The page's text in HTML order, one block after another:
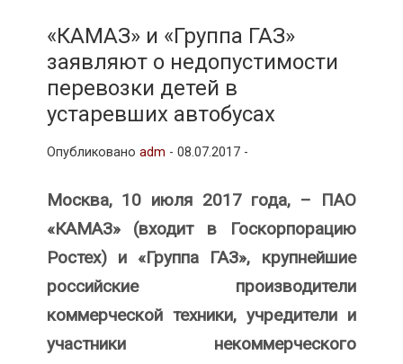
и
другие связанные со стройкой
рубрики
«КАМАЗ» и «Группа ГАЗ»
заявляют о недопустимости
перевозки детей в
устаревших автобусах
Опубликовано adm - 08.07.2017 -
Москва, 10 июля 2017 года, – ПАО
«КАМАЗ» (входит в Госкорпорацию
Ростех) и «Группа ГАЗ», крупнейшие
российские производители
коммерческой техники, учредители и
участники некоммерческого